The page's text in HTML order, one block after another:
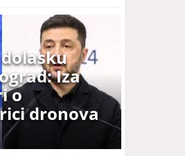
Iza
o
dronova